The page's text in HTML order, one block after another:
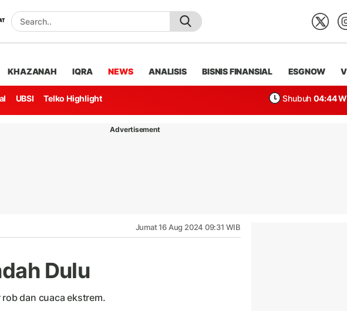
KHAZANAH IQRA NEWS ANALISIS BISNIS FINANSIAL ESGNOW
UBSI Telko Highlight Shubuh 04:44
Advertisement
Jumat 16 Aug 2024 09:31 WIB
Dulu
dan cuaca ekstrem.